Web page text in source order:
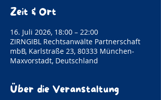
Zeit & Ort
16. Juli 2026, 18:00 – 22:00
ZIRNGIBL Rechtsanwälte Partnerschaft
mbB, Karlstraße 23, 80333 München-
Maxvorstadt, Deutschland
Über die Veranstaltung